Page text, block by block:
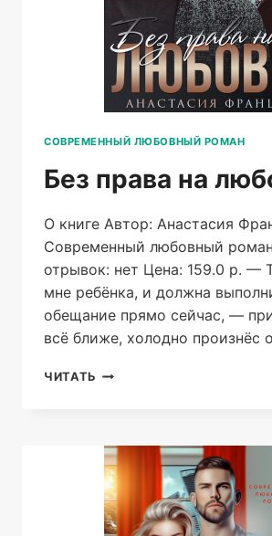
СОВРЕМЕННЫЙ ЛЮБОВНЫЙ РОМАН
Без права на
О книге Автор: Анастасия
Современный любовный
отрывок: нет Цена: 159.0 р. —
мне ребёнка, и должна
обещание прямо сейчас, —
всё ближе, холодно
ЧИТАТЬ БЕЗ